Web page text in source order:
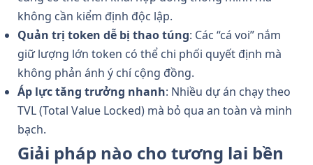
không cần kiểm định độc lập.
Quản trị token dễ bị thao túng: Các “cá voi” nắm
giữ lượng lớn token có thể chi phối quyết định mà
không phản ánh ý chí cộng đồng.
Áp lực tăng trưởng nhanh: Nhiều dự án chạy theo
TVL (Total Value Locked) mà bỏ qua an toàn và minh
bạch.
Giải pháp nào cho tương lai bền